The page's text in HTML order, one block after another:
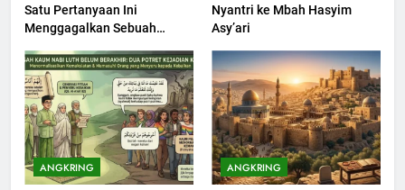
Satu Pertanyaan Ini
Menggagalkan Sebuah
Nyantri ke Mbah Hasyim
Asy’ari
ANGKRING ANGKRING
203
Muharram Bulan Bersejarah
KHUTBAH
1
Khutbah Jumat: Mengapa Orang
Dengki Tak Akan Pernah